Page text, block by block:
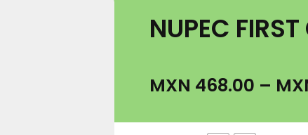
NUPEC FIRST
MXN 468.00 –